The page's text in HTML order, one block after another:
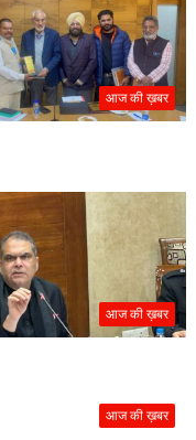
आज की ख़बर
आज की ख़बर
आज की ख़बर